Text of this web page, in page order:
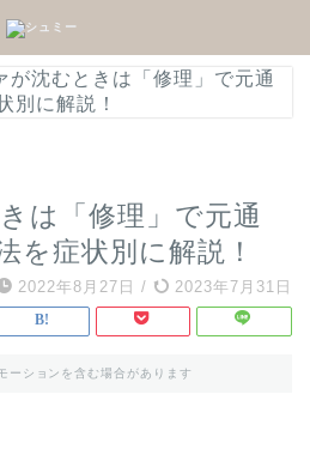
が沈むときは「修理」で元通
別に解説！
は「修理」で元通
を症状別に解説！
2022年8月27日 / 2023年7月31日
ーションを含む場合があります